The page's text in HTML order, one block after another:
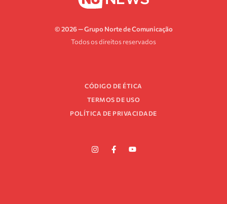
© 2026 — Grupo Norte de Comunicação
Todos os direitos reservados
CÓDIGO DE ÉTICA
TERMOS DE USO
POLÍTICA DE PRIVACIDADE